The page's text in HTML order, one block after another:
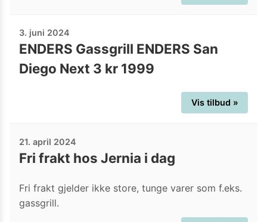
3. juni 2024
ENDERS Gassgrill ENDERS San
Diego Next 3 kr 1999
Vis tilbud »
21. april 2024
Fri frakt hos Jernia i dag
Fri frakt gjelder ikke store, tunge varer som f.eks.
gassgrill.